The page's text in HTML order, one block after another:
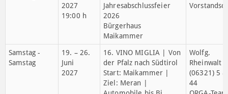
Sport
Nikolausfeier der ACM-
Jugend
Sport“
Samstag
09. Jan.
2027
Motorsport-Ehrung
ADAC Pfalz
Jugendstil-Festhalle
Landau
Ausschuss
„Jugend &
Sport“